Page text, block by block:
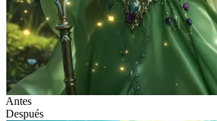
Antes
Después